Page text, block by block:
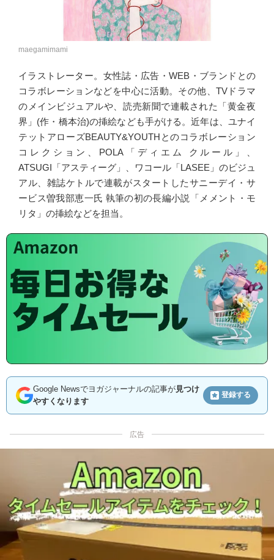
maegamimami
イラストレーター。女性誌・広告・WEB・ブランドとの
コラボレーションなどを中心に活動。その他、TVドラマ
のメインビジュアルや、読売新聞で連載された「黄金夜
界」(作・橋本治)の挿絵なども手がける。近年は、ユナイ
テットアローズBEAUTY&YOUTHとのコラボレーション
コレクション、POLA「ディエム クルール」、
ATSUGI「アスティーグ」、ワコール「LASEE」のビジュ
アル、雑誌ケトルで連載がスタートしたサニーデイ・サ
ービス曽我部恵一氏 執筆の初の長編小説「メメント・モ
リタ」の挿絵などを担当。
Google Newsでヨガジャーナルの記事が見つけ
やすくなります
登録する
広告